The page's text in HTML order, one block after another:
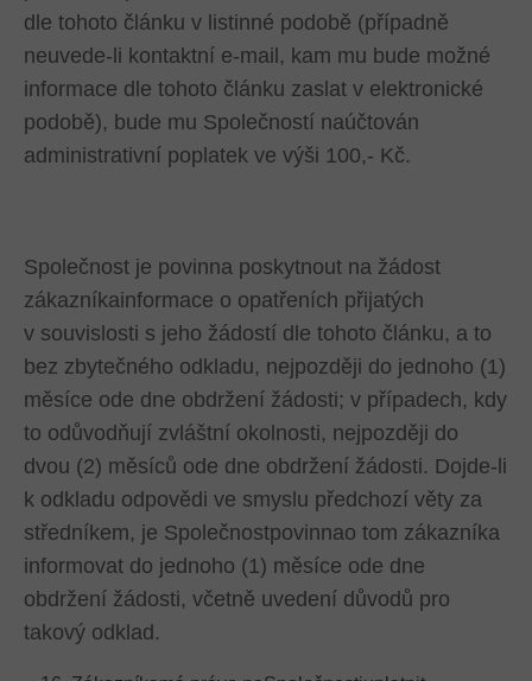
dle tohoto článku v listinné podobě (případně
neuvede-li kontaktní e-mail, kam mu bude možné
informace dle tohoto článku zaslat v elektronické
podobě), bude mu Společností naúčtován
administrativní poplatek ve výši 100,- Kč.
Společnost je povinna poskytnout na žádost
zákazníkainformace o opatřeních přijatých
v souvislosti s jeho žádostí dle tohoto článku, a to
bez zbytečného odkladu, nejpozději do jednoho (1)
měsíce ode dne obdržení žádosti; v případech, kdy
to odůvodňují zvláštní okolnosti, nejpozději do
dvou (2) měsíců ode dne obdržení žádosti. Dojde-li
k odkladu odpovědi ve smyslu předchozí věty za
středníkem, je Společnostpovinnao tom zákazníka
informovat do jednoho (1) měsíce ode dne
obdržení žádosti, včetně uvedení důvodů pro
takový odklad.